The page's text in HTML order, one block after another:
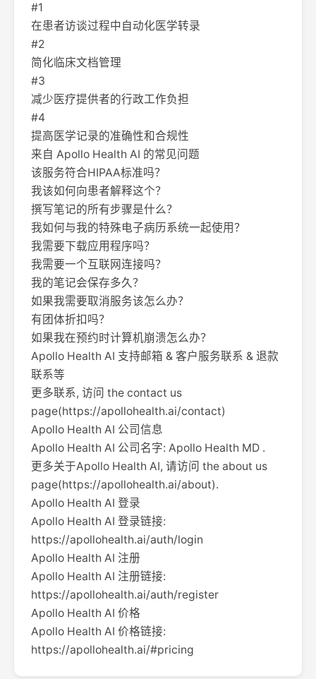
#1
在患者访谈过程中自动化医学转录
#2
简化临床文档管理
#3
减少医疗提供者的行政工作负担
#4
提高医学记录的准确性和合规性
来自 Apollo Health AI 的常见问题
该服务符合HIPAA标准吗？
我该如何向患者解释这个？
撰写笔记的所有步骤是什么？
我如何与我的特殊电子病历系统一起使用？
我需要下载应用程序吗？
我需要一个互联网连接吗？
我的笔记会保存多久？
如果我需要取消服务该怎么办？
有团体折扣吗？
如果我在预约时计算机崩溃怎么办？
Apollo Health AI 支持邮箱 & 客户服务联系 & 退款
联系等
更多联系, 访问 the contact us
page(https://apollohealth.ai/contact)
Apollo Health AI 公司信息
Apollo Health AI 公司名字: Apollo Health MD .
更多关于Apollo Health AI, 请访问 the about us
page(https://apollohealth.ai/about).
Apollo Health AI 登录
Apollo Health AI 登录链接:
https://apollohealth.ai/auth/login
Apollo Health AI 注册
Apollo Health AI 注册链接:
https://apollohealth.ai/auth/register
Apollo Health AI 价格
Apollo Health AI 价格链接:
https://apollohealth.ai/#pricing